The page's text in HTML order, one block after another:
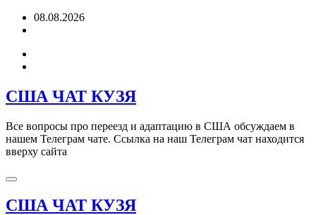
Перейти08.08.2026
США ЧАТ КУЗЯ
Все вопросы про переезд и адаптацию в США обсуждаем в
нашем Телеграм чате. Ссылка на наш Телеграм чат находится
вверху сайта
США ЧАТ КУЗЯ